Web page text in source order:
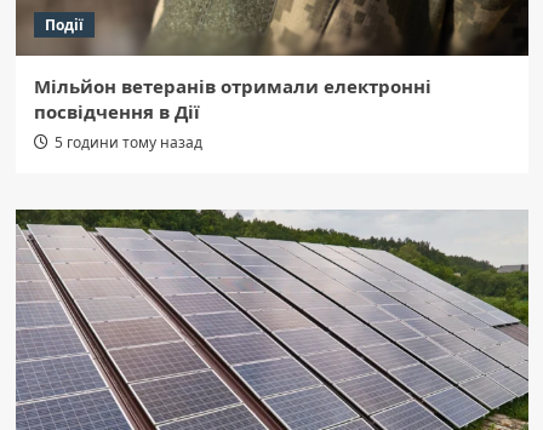
Події
Мільйон ветеранів отримали електронні
посвідчення в Дії
5 години тому назад